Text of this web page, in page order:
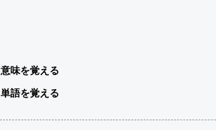
意味を覚える
単語を覚える